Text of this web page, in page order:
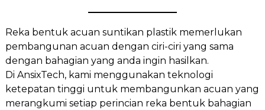
Reka bentuk acuan suntikan plastik memerlukan
pembangunan acuan dengan ciri-ciri yang sama
dengan bahagian yang anda ingin hasilkan.
Di AnsixTech, kami menggunakan teknologi
ketepatan tinggi untuk membangunkan acuan yang
merangkumi setiap perincian reka bentuk bahagian